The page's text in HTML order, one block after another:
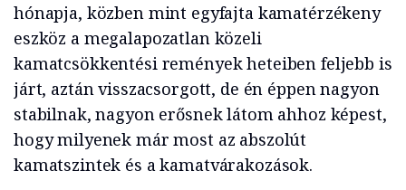
hónapja, közben mint egyfajta kamatérzékeny
eszköz a megalapozatlan közeli
kamatcsökkentési remények heteiben feljebb is
járt, aztán visszacsorgott, de én éppen nagyon
stabilnak, nagyon erősnek látom ahhoz képest,
hogy milyenek már most az abszolút
kamatszintek és a kamatvárakozások.